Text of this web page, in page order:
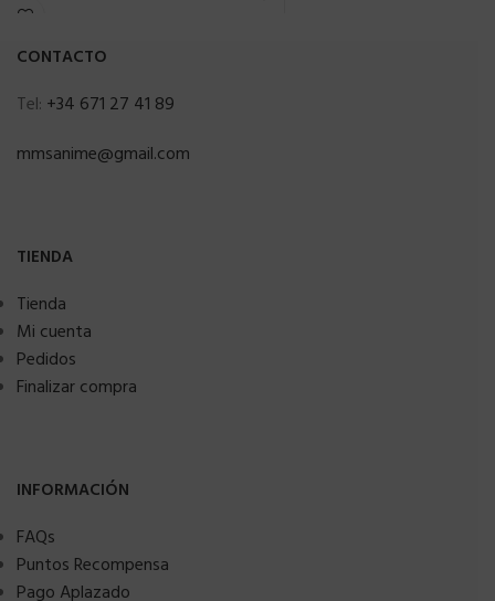
CONTACTO
Tel: +34 671 27 41 89
mmsanime@gmail.com
TIENDA
Tienda
Mi cuenta
Pedidos
Finalizar compra
INFORMACIÓN
FAQs
Puntos Recompensa
Pago Aplazado